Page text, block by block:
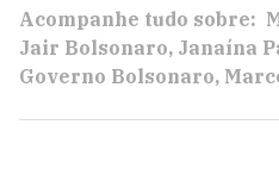
Acompanhe tudo sobre:
Jair Bolsonaro Janaína
Governo Bolsonaro